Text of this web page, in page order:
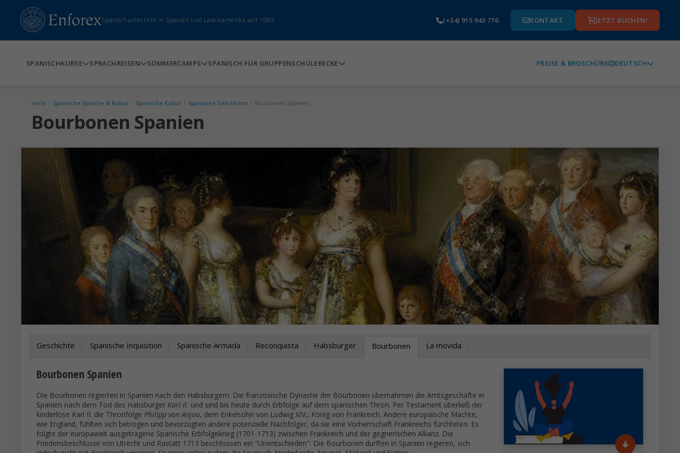
Spanischunterricht in Spanien und Lateinamerika seit 1989 (+34) 915 943 776 KONTAKT JETZT BUCHEN!
SPANISCHKURSE SPRACHREISEN SOMMERCAMPS SPANISCH FÜR GRUPPENSCHÜLERECKE PREISE & BROSCHÜRE DEUTSCH
Inicio Spanische Sprache & Kultur Spanische Kultur Spanische Geschichte Bourbonen Spanien
Bourbonen Spanien
Geschichte Spanische Inquisition Spanische Armada Reconquista Habsburger Bourbonen La movida
Bourbonen Spanien
Die Bourbonen regierten in Spanien nach den Habsburgern. Die französische Dynastie der Bourbonen übernahmen die Amtsgeschäfte in
Spanien nach dem Tod des Habsburger Karl II. und sind bis heute durch Erbfolge auf dem spanischen Thron. Per Testament überließ der
kinderlose Karl II. die Thronfolge Philipp von Anjou, dem Enkelsohn von Ludwig XIV., König von Frankreich. Andere europäische Mächte,
wie England, fühlten sich betrogen und bevorzugten andere potenzielle Nachfolger, da sie eine Vorherrschaft Frankreichs fürchteten. Es
folgte der europaweit ausgetragene Spanische Erbfolgekrieg (1701-1713) zwischen Frankreich und der gegnerischen Allianz. Die
Friedensbeschlüsse von Utrecht und Rastatt 1713 beschlossen ein "Unentschieden": Die Bourbonen durften in Spanien regieren, sich